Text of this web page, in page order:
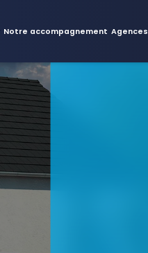
Notre accompagnement Agences